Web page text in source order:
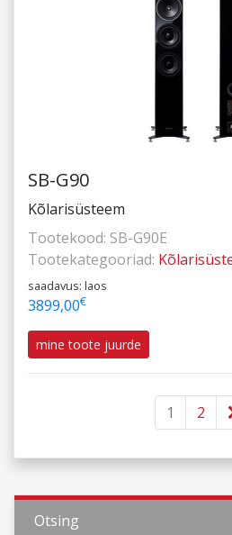
SB-G90
Kõlarisüsteem
Tootekood: SB-G90E
Tootekategooriad:
saadavus: laos
3899,00€
mine toote juurde
1 2
Otsing